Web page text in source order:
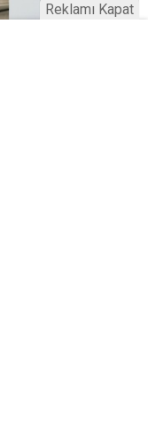
Reklamı Kapat